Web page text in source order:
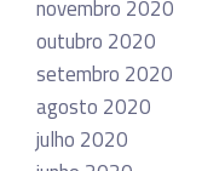
novembro 2020
outubro 2020
setembro 2020
agosto 2020
julho 2020